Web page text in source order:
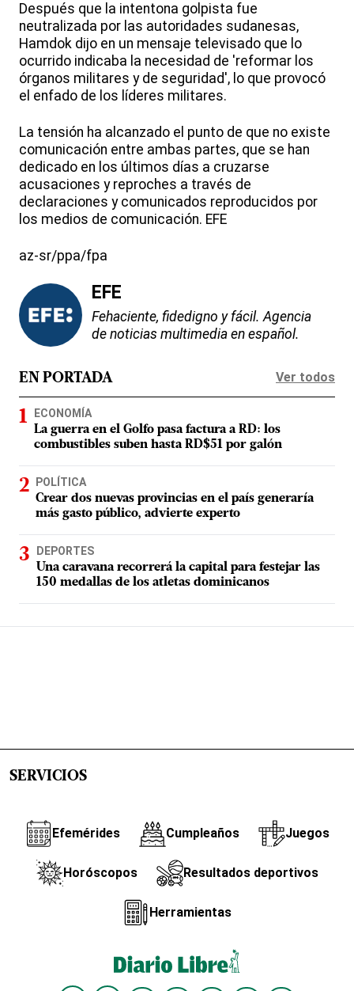
Después que la intentona golpista fue
neutralizada por las autoridades sudanesas,
Hamdok dijo en un mensaje televisado que lo
ocurrido indicaba la necesidad de 'reformar los
órganos militares y de seguridad', lo que provocó
el enfado de los líderes militares.
La tensión ha alcanzado el punto de que no existe
comunicación entre ambas partes, que se han
dedicado en los últimos días a cruzarse
acusaciones y reproches a través de
declaraciones y comunicados reproducidos por
los medios de comunicación. EFE
az-sr/ppa/fpa
EFE
Fehaciente, fidedigno y fácil. Agencia
de noticias multimedia en español.
EN PORTADA Ver todos
ECONOMÍA
La guerra en el Golfo pasa factura a RD: los
combustibles suben hasta RD$51 por galón
POLÍTICA
Crear dos nuevas provincias en el país generaría
más gasto público, advierte experto
DEPORTES
Una caravana recorrerá la capital para festejar las
150 medallas de los atletas dominicanos
SERVICIOS
Efemérides Cumpleaños Juegos
Horóscopos Resultados deportivos
Herramientas